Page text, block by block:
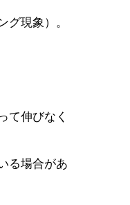
現象）。
て伸びなく
る場合があ